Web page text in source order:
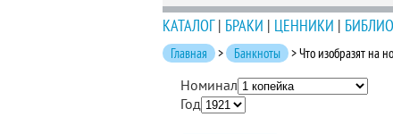
КАТАЛОГ| БРАКИ | ЦЕННИКИ |
Главная > Банкноты > Что изобразят на
Номинал
Год